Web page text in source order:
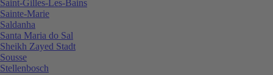
Saint-Gilles-Les-Bains
Sainte-Marie
Saldanha
Santa Maria do Sal
Sheikh Zayed Stadt
Sousse
Stellenbosch